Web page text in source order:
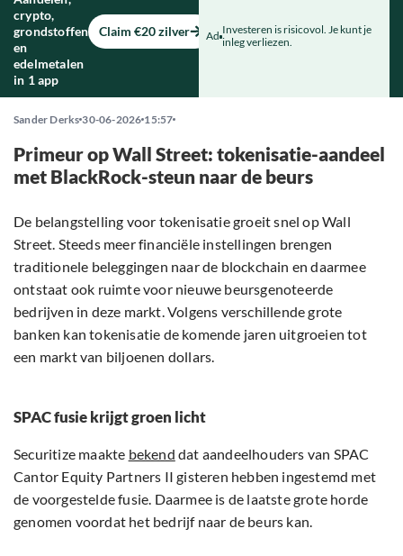
crypto,
grondstoffen
en
edelmetalen
in 1 app
Claim €20 zilver Ad Investeren is risicovol. Je kunt je
inleg verliezen.
Sander Derks 30-06-2026 15:57
Primeur op Wall Street: tokenisatie-aandeel
met BlackRock-steun naar de beurs
De belangstelling voor tokenisatie groeit snel op Wall
Street. Steeds meer financiële instellingen brengen
traditionele beleggingen naar de blockchain en daarmee
ontstaat ook ruimte voor nieuwe beursgenoteerde
bedrijven in deze markt. Volgens verschillende grote
banken kan tokenisatie de komende jaren uitgroeien tot
een markt van biljoenen dollars.
SPAC fusie krijgt groen licht
Securitize maakte bekend dat aandeelhouders van SPAC
Cantor Equity Partners II gisteren hebben ingestemd met
de voorgestelde fusie. Daarmee is de laatste grote horde
genomen voordat het bedrijf naar de beurs kan.